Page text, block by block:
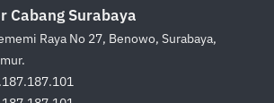
Cabang Surabaya
Raya No 27, Benowo, Surabaya,